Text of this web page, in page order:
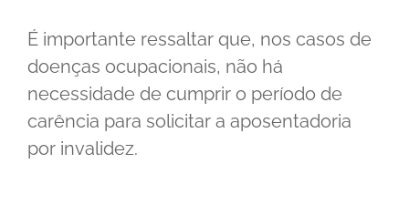
É importante ressaltar que, nos casos de
doenças ocupacionais, não há
necessidade de cumprir o período de
carência para solicitar a aposentadoria
por invalidez.